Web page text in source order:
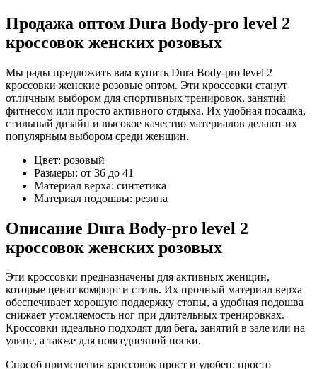
Продажа оптом Dura Body-pro level 2
кроссовок женских розовых
Мы рады предложить вам купить Dura Body-pro level 2
кроссовки женские розовые оптом. Эти кроссовки станут
отличным выбором для спортивных тренировок, занятий
фитнесом или просто активного отдыха. Их удобная посадка,
стильный дизайн и высокое качество материалов делают их
популярным выбором среди женщин.
Цвет: розовый
Размеры: от 36 до 41
Материал верха: синтетика
Материал подошвы: резина
Описание Dura Body-pro level 2
кроссовок женских розовых
Эти кроссовки предназначены для активных женщин,
которые ценят комфорт и стиль. Их прочный материал верха
обеспечивает хорошую поддержку стопы, а удобная подошва
снижает утомляемость ног при длительных тренировках.
Кроссовки идеально подходят для бега, занятий в зале или на
улице, а также для повседневной носки.
Способ применения кроссовок прост и удобен: просто